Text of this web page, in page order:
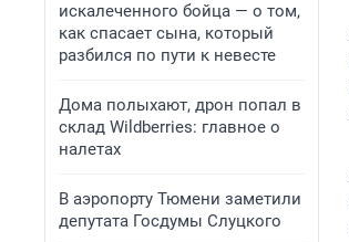
искалеченного бойца — о том,
как спасает сына, который
разбился по пути к невесте
Дома полыхают, дрон попал в
склад Wildberries: главное о
налетах
В аэропорту Тюмени заметили
депутата Госдумы Слуцкого